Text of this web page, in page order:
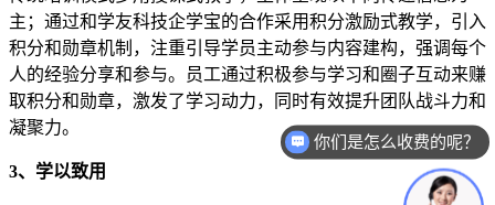
主；通过和学友科技企学宝的合作采用积分激励式教学，引入
积分和勋章机制，注重引导学员主动参与内容建构，强调每个
人的经验分享和参与。员工通过积极参与学习和圈子互动来赚
取积分和勋章，激发了学习动力，同时有效提升团队战斗力和
凝聚力。
3、学以致用
你们是怎么收费的呢？